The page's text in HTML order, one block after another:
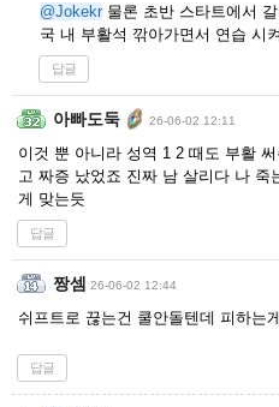
@Jokekr물론 초반 스타트에서
국 내 부활석 깎아가면서 연습 시
답글
아빠도둑 26-06-02 12:11
이것 뿐 아니라 성역 1 2 때도 부활
고 짜증 났었죠 진짜 남 살리다 나 죽
게 맞는듯
답글
짱셈 26-06-02 12:44
쉬프트로 끊는건 쿨안돌텐데 피하는
답글